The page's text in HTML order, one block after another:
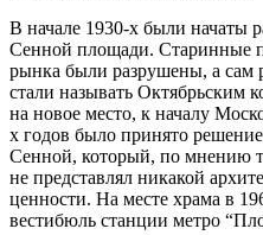
В начале 1930-х были начаты
Сенной площади. Старинные
рынка были разрушены, а сам
стали называть Октябрьским
на новое место, к началу
х годов было принято
Сенной, который, по мнению
не представлял никакой
ценности. На месте храма в
вестибюль станции метро